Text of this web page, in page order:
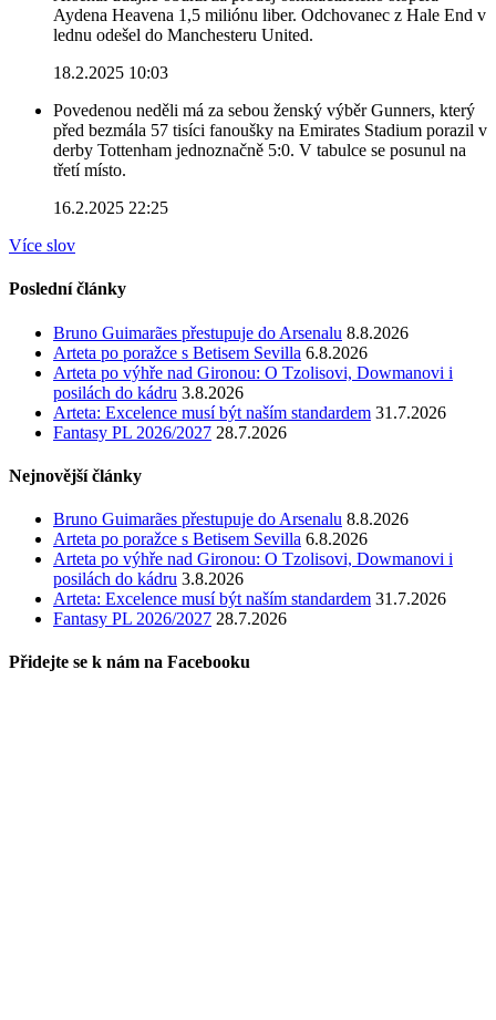
Aydena Heavena 1,5 miliónu liber. Odchovanec z Hale End v
lednu odešel do Manchesteru United.
18.2.2025 10:03
Povedenou neděli má za sebou ženský výběr Gunners, který
před bezmála 57 tisíci fanoušky na Emirates Stadium porazil v
derby Tottenham jednoznačně 5:0. V tabulce se posunul na
třetí místo.
16.2.2025 22:25
Více slov
Poslední články
Bruno Guimarães přestupuje do Arsenalu 8.8.2026
Arteta po poražce s Betisem Sevilla 6.8.2026
Arteta po výhře nad Gironou: O Tzolisovi, Dowmanovi i
posilách do kádru 3.8.2026
Arteta: Excelence musí být naším standardem 31.7.2026
Fantasy PL 2026/2027 28.7.2026
Nejnovější články
Bruno Guimarães přestupuje do Arsenalu 8.8.2026
Arteta po poražce s Betisem Sevilla 6.8.2026
Arteta po výhře nad Gironou: O Tzolisovi, Dowmanovi i
posilách do kádru 3.8.2026
Arteta: Excelence musí být naším standardem 31.7.2026
Fantasy PL 2026/2027 28.7.2026
Přidejte se k nám na Facebooku